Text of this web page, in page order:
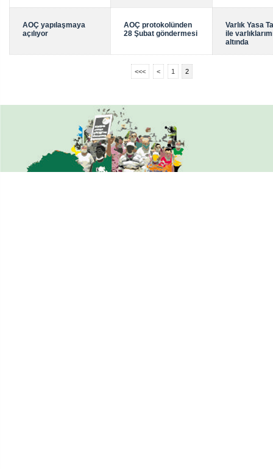
AOÇ yapılaşmaya
açılıyor
AOÇ protokolünden
28 Şubat göndermesi
Varlık Yasa
ile
altında
<<< < 1 2